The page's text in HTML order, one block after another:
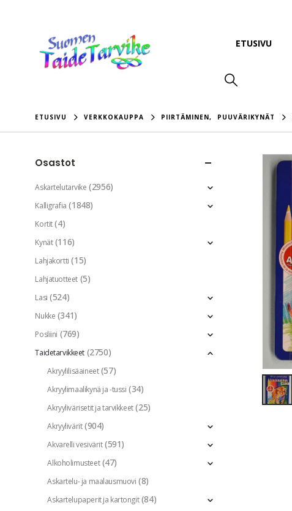
ETUSIVU
ETUSIVU VERKKOKAUPPA PIIRTÄMINEN, PUUVÄRIKYNÄT
Osastot
Askartelutarvike (2956)
Kalligrafia (1848)
Kortit (4)
Kynät (116)
Lahjakortti (15)
Lahjatuotteet (5)
Lasi (524)
Nukke (341)
Posliini (769)
Taidetarvikkeet (2750)
Akryylilisäaineet (57)
Akryylimaalikynä ja -tussi (34)
Akryylivärisetit ja tarvikkeet (25)
Akryylivärit (904)
Akvarelli vesivärit (591)
Alkoholimusteet (47)
Askartelu- ja maalausmuovi (8)
Askartelupaperit ja kartongit (84)